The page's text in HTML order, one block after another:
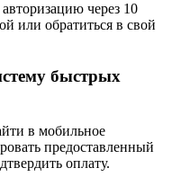
через 10
или обратиться в свой
быстрых
в мобильное
предоставленный
оплату.